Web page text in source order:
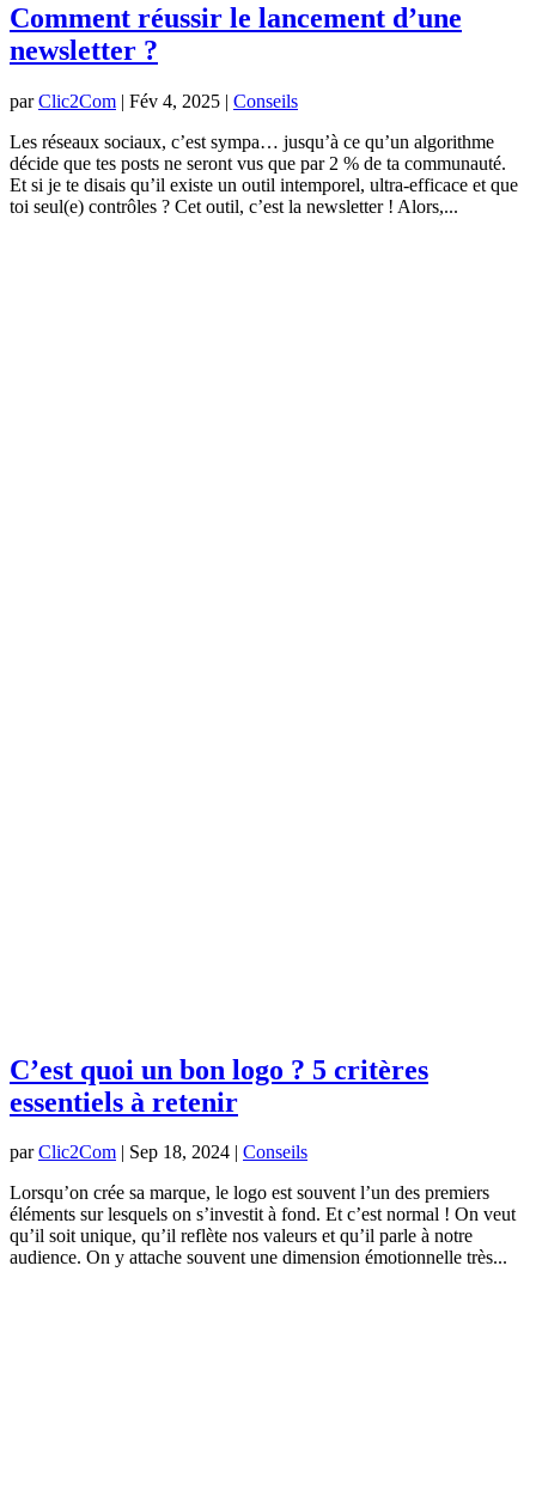
Comment réussir le lancement d’une
newsletter ?
parClic2Com | Fév 4, 2025 | Conseils
Les réseaux sociaux, c’est sympa… jusqu’à ce qu’un algorithme
décide que tes posts ne seront vus que par 2 % de ta communauté.
Et si je te disais qu’il existe un outil intemporel, ultra-efficace et que
toi seul(e) contrôles ? Cet outil, c’est la newsletter ! Alors,...
C’est quoi un bon logo ? 5 critères
essentiels à retenir
parClic2Com | Sep 18, 2024 | Conseils
Lorsqu’on crée sa marque, le logo est souvent l’un des premiers
éléments sur lesquels on s’investit à fond. Et c’est normal ! On veut
qu’il soit unique, qu’il reflète nos valeurs et qu’il parle à notre
audience. On y attache souvent une dimension émotionnelle très...